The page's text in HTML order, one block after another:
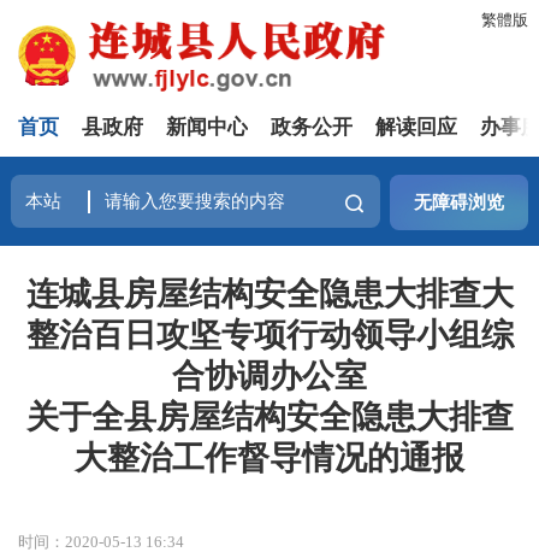
繁體版
首页 县政府 新闻中心 政务公开 解读回应 办事
无障碍浏览
连城县房屋结构安全隐患大排查大
整治百日攻坚专项行动领导小组综
合协调办公室
关于全县房屋结构安全隐患大排查
大整治工作督导情况的通报
时间：2020-05-13 16:34